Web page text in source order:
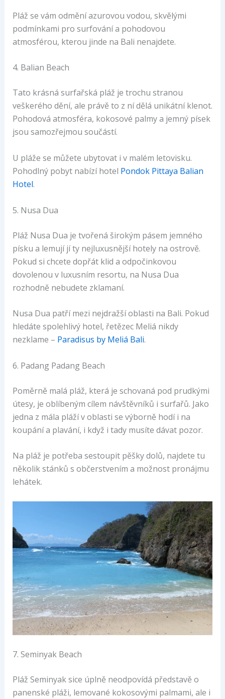
Pláž se vám odmění azurovou vodou, skvělými
podmínkami pro surfování a pohodovou
atmosférou, kterou jinde na Bali nenajdete.
4. Balian Beach
Tato krásná surfařská pláž je trochu stranou
veškerého dění, ale právě to z ní dělá unikátní klenot.
Pohodová atmosféra, kokosové palmy a jemný písek
jsou samozřejmou součástí.
U pláže se můžete ubytovat i v malém letovisku.
Pohodlný pobyt nabízí hotel Pondok Pittaya Balian
Hotel.
5. Nusa Dua
Pláž Nusa Dua je tvořená širokým pásem jemného
písku a lemují jí ty nejluxusnější hotely na ostrově.
Pokud si chcete dopřát klid a odpočinkovou
dovolenou v luxusním resortu, na Nusa Dua
rozhodně nebudete zklamaní.
Nusa Dua patří mezi nejdražší oblasti na Bali. Pokud
hledáte spolehlivý hotel, řetězec Meliá nikdy
nezklame – Paradisus by Meliá Bali.
6. Padang Padang Beach
Poměrně malá pláž, která je schovaná pod prudkými
útesy, je oblíbeným cílem návštěvníků i surfařů. Jako
jedna z mála pláží v oblasti se výborně hodí i na
koupání a plavání, i když i tady musíte dávat pozor.
Na pláž je potřeba sestoupit pěšky dolů, najdete tu
několik stánků s občerstvením a možnost pronájmu
lehátek.
7. Seminyak Beach
Pláž Seminyak sice úplně neodpovídá představě o
panenské pláži, lemované kokosovými palmami, ale i